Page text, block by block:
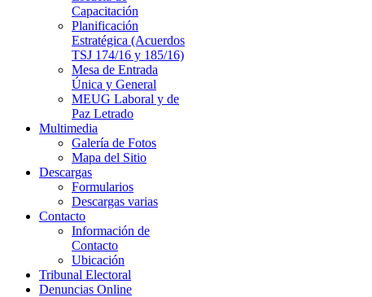
Capacitación
Planificación
Estratégica (Acuerdos
TSJ 174/16 y 185/16)
Mesa de Entrada
Única y General
MEUG Laboral y de
Paz Letrado
Multimedia
Galería de Fotos
Mapa del Sitio
Descargas
Formularios
Descargas varias
Contacto
Información de
Contacto
Ubicación
Tribunal Electoral
Denuncias Online